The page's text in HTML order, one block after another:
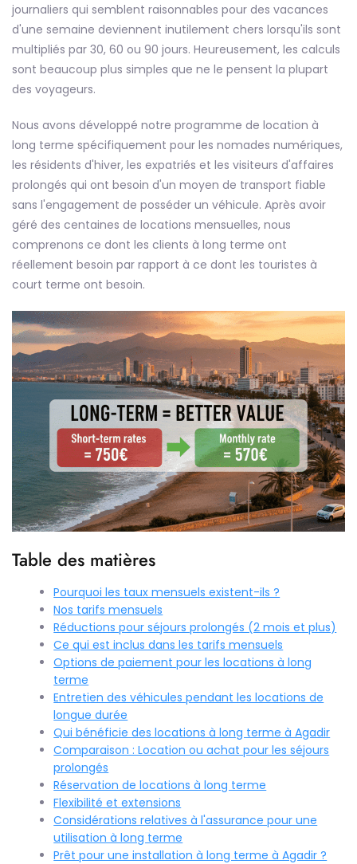
journaliers qui semblent raisonnables pour des vacances
d'une semaine deviennent inutilement chers lorsqu'ils sont
multipliés par 30, 60 ou 90 jours. Heureusement, les calculs
sont beaucoup plus simples que ne le pensent la plupart
des voyageurs.
Nous avons développé notre programme de location à
long terme spécifiquement pour les nomades numériques,
les résidents d'hiver, les expatriés et les visiteurs d'affaires
prolongés qui ont besoin d'un moyen de transport fiable
sans l'engagement de posséder un véhicule. Après avoir
géré des centaines de locations mensuelles, nous
comprenons ce dont les clients à long terme ont
réellement besoin par rapport à ce dont les touristes à
court terme ont besoin.
Table des matières
Pourquoi les taux mensuels existent-ils ?
Nos tarifs mensuels
Réductions pour séjours prolongés (2 mois et plus)
Ce qui est inclus dans les tarifs mensuels
Options de paiement pour les locations à long
terme
Entretien des véhicules pendant les locations de
longue durée
Qui bénéficie des locations à long terme à Agadir
Comparaison : Location ou achat pour les séjours
prolongés
Réservation de locations à long terme
Flexibilité et extensions
Considérations relatives à l'assurance pour une
utilisation à long terme
Prêt pour une installation à long terme à Agadir ?